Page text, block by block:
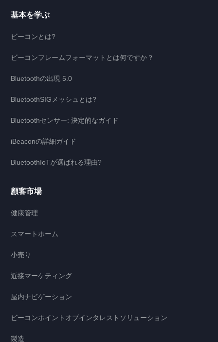
基本を学ぶ
ビーコンとは?
ビーコンフレームフォーマットとは何ですか？
Bluetoothの出現 5.0
BluetoothSIGメッシュとは?
Bluetoothセンサー: 決定的なガイド
iBeaconの詳細ガイド
BluetoothIoTが選ばれる理由?
顧客市場
健康管理
スマートホーム
小売り
近接マーケティング
屋内ナビゲーション
ビーコンポイントオブインタレストソリューション
製造